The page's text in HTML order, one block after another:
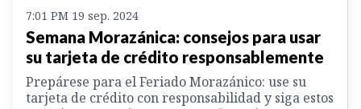
7:01 PM 19 sep. 2024
Semana Morazánica: consejos para usar
su tarjeta de crédito responsablemente
Prepárese para el Feriado Morazánico: use su
tarjeta de crédito con responsabilidad y siga estos